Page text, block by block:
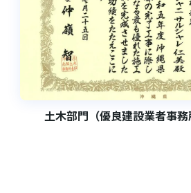
土木部門（優良建設業者事務